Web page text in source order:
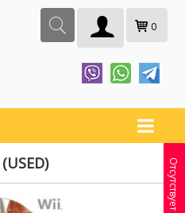
0
Отсутствует